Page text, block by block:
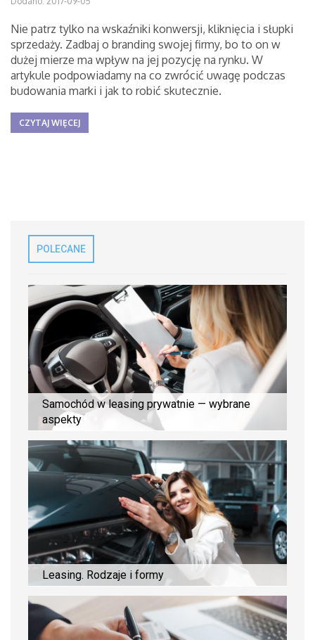
Nie patrz tylko na wskaźniki konwersji, kliknięcia i słupki
sprzedaży. Zadbaj o branding swojej firmy, bo to on w
dużej mierze ma wpływ na jej pozycję na rynku. W
artykule podpowiadamy na co zwrócić uwagę podczas
budowania marki i jak to robić skutecznie.
CZYTAJ WIĘCEJ
POLECANE
Samochód w leasing prywatnie — wybrane
aspekty
Leasing. Rodzaje i formy